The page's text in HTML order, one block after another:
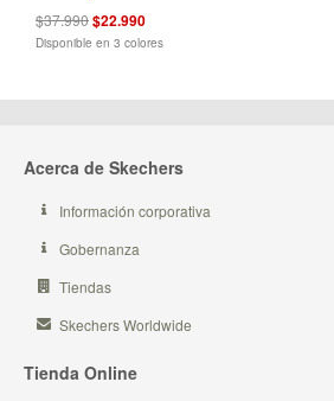
$37.990$22.990
Disponible en 3 colores
Acerca de Skechers
Información corporativa
Gobernanza
Tiendas
Skechers Worldwide
Tienda Online